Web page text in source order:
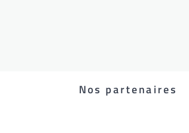
Nos partenaires